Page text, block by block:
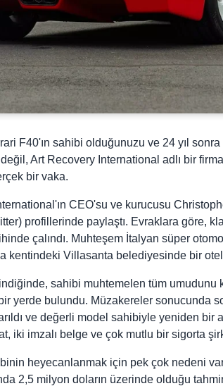
F40'ın sahibi olduğunuzu ve 24 yıl sonra
Art Recovery International adlı bir
bir vaka.
CEO'su ve kurucusu
profillerinde paylaştı. Evraklara göre,
çalındı. Muhteşem İtalyan süper
kentindeki Villasanta belediyesinde bir
sahibi muhtemelen tüm umudunu
yerde bulundu. Müzakereler sonucunda
ve değerli model sahibiyle yeniden
iki imzalı belge ve çok mutlu bir sigorta
heyecanlanmak için pek çok nedeni
2,5 milyon doların üzerinde olduğu